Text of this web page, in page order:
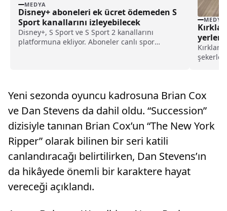
MEDYA
Disney+ aboneleri ek ücret ödemeden S
Sport kanallarını izleyebilecek
Disney+, S Sport ve S Sport 2 kanallarını
platformuna ekliyor. Aboneler canlı spor
MEDYA
yerleri
Yeni sezonda oyuncu kadrosuna Brian Cox
ve Dan Stevens da dahil oldu. “Succession”
dizisiyle tanınan Brian Cox’un “The New York
Ripper” olarak bilinen bir seri katili
canlandıracağı belirtilirken, Dan Stevens’ın
da hikâyede önemli bir karaktere hayat
vereceği açıklandı.